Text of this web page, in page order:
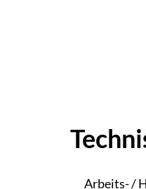
Arbeits- /